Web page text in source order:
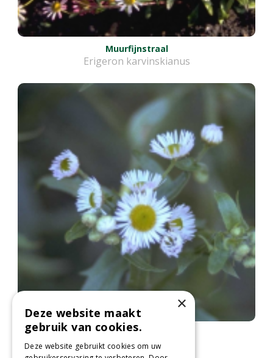
Muurfijnstraal
Erigeron karvinskianus
Zomerfijnstraal
Erigeron annuus
×
Deze website maakt
gebruik van cookies.
Deze website gebruikt cookies om uw